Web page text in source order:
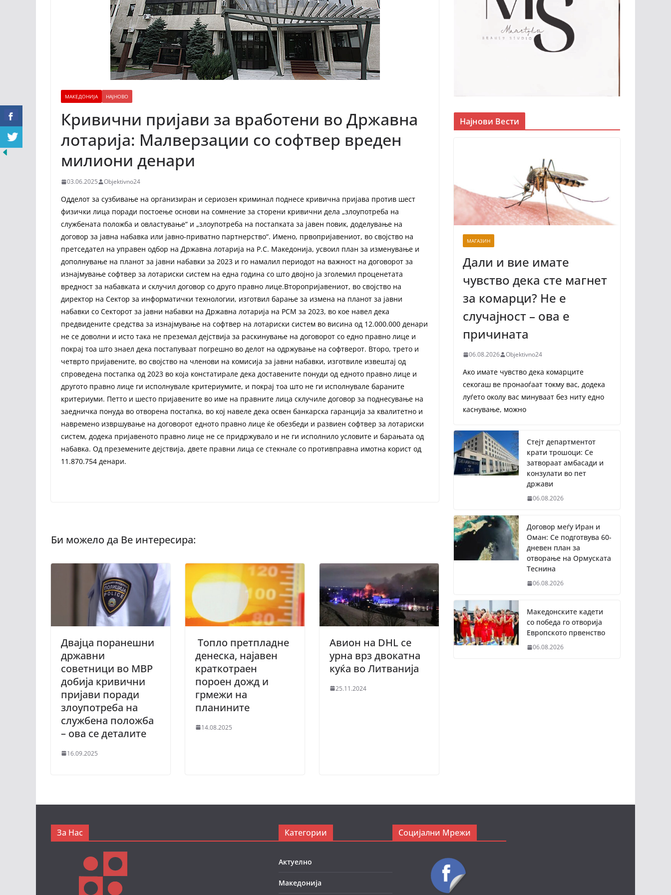
МАКЕДОНИЈА НАЈНОВО
Кривични пријави за вработени во Државна
лотарија: Малверзации со софтвер вреден
милиони денари
03.06.2025 Objektivno24
Одделот за сузбивање на организиран и сериозен криминал поднесе кривична пријава против шест
физички лица поради постоење основи на сомнение за сторени кривични дела „злоупотреба на
службената положба и овластување“ и „злоупотреба на постапката за јавен повик, доделување на
договор за јавна набавка или јавно-приватно партнерство“. Имено, првопријавениот, во својство на
претседател на управен одбор на Државна лотарија на Р.С. Македонија, усвоил план за изменување и
дополнување на планот за јавни набавки за 2023 и го намалил периодот на важност на договорот за
изнајмување софтвер за лотариски систем на една година со што двојно ја зголемил проценетата
вредност за набавката и склучил договор со друго правно лице.Второпријавениот, во својство на
директор на Сектор за информатички технологии, изготвил барање за измена на планот за јавни
набавки со Секторот за јавни набавки на Државна лотарија на РСМ за 2023, во кое навел дека
предвидените средства за изнајмување на софтвер на лотариски систем во висина од 12.000.000 денари
не се доволни и исто така не преземал дејствија за раскинување на договорот со едно правно лице и
покрај тоа што знаел дека постапуваат погрешно во делот на одржување на софтверот. Второ, трето и
четврто пријавените, во својство на членови на комисија за јавни набавки, изготвиле извештај од
спроведена постапка од 2023 во која констатирале дека доставените понуди од едното правно лице и
другото правно лице ги исполнувале критериумите, и покрај тоа што не ги исполнувале бараните
критериуми. Петто и шесто пријавените во име на правните лица склучиле договор за поднесување на
заедничка понуда во отворена постапка, во кој навеле дека освен банкарска гаранција за квалитетно и
навремено извршување на договорот едното правно лице ќе обезбеди и развиен софтвер за лотариски
систем, додека пријавеното правно лице не се придржувало и не ги исполнило условите и барањата од
набавка. Од преземените дејствија, двете правни лица се стекнале со противправна имотна корист од
11.870.754 денари.
Двајца поранешни
државни
советници во МВР
добија кривични
пријави поради
злоупотреба на
службена положба
– ова се деталите
16.09.2025
Топло претпладне
денеска, најавен
краткотраен
пороен дожд и
грмежи на
планините
14.08.2025
Aвион на DHL се
урна врз двокатна
куќа во Литванија
25.11.2024
Најнови Вести
МАГАЗИН
Дали и вие имате
чувство дека сте магнет
за комарци? Не е
случајност – ова е
причината
06.08.2026 Objektivno24
Ако имате чувство дека комарците
секогаш ве пронаоѓаат токму вас, додека
луѓето околу вас минуваат без ниту едно
каснување, можно
Стејт департментот
крати трошоци: Се
затвораат амбасади и
конзулати во пет
држави
06.08.2026
Договор меѓу Иран и
Оман: Се подготвува 60-
дневен план за
отворање на Ормуската
Теснина
06.08.2026
Македонските кадети
со победа го отворија
Европското првенство
06.08.2026
За Нас Категории
Актуелно
Македонија
Социјални Мрежи